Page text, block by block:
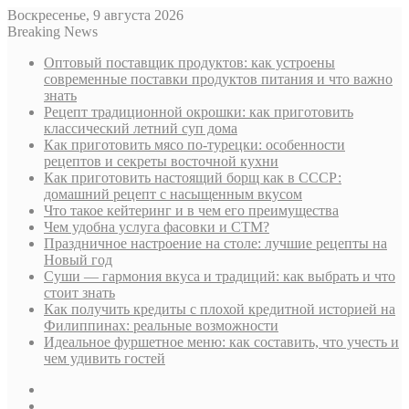
Воскресенье, 9 августа 2026
Breaking News
Оптовый поставщик продуктов: как устроены
современные поставки продуктов питания и что важно
знать
Рецепт традиционной окрошки: как приготовить
классический летний суп дома
Как приготовить мясо по-турецки: особенности
рецептов и секреты восточной кухни
Как приготовить настоящий борщ как в СССР:
домашний рецепт с насыщенным вкусом
Что такое кейтеринг и в чем его преимущества
Чем удобна услуга фасовки и СТМ?
Праздничное настроение на столе: лучшие рецепты на
Новый год
Суши — гармония вкуса и традиций: как выбрать и что
стоит знать
Как получить кредиты с плохой кредитной историей на
Филиппинах: реальные возможности
Идеальное фуршетное меню: как составить, что учесть и
чем удивить гостей